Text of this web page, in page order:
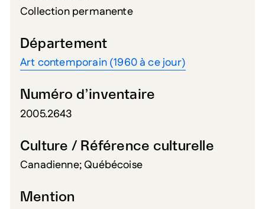
Collection permanente
Département
Art contemporain (1960 à ce jour)
Numéro d’inventaire
2005.2643
Culture / Référence culturelle
Canadienne; Québécoise
Mention